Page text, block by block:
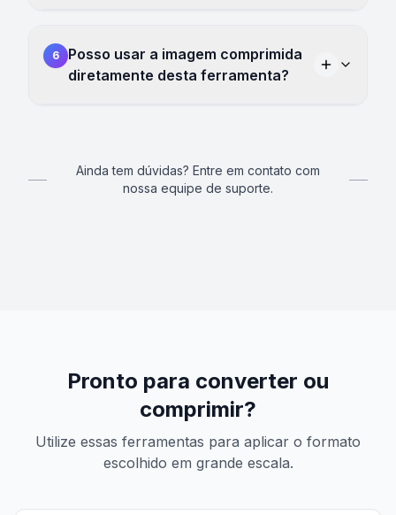
6
Posso usar a imagem comprimida
diretamente desta ferramenta?
Ainda tem dúvidas? Entre em contato com
nossa equipe de suporte.
Pronto para converter ou
comprimir?
Utilize essas ferramentas para aplicar o formato
escolhido em grande escala.